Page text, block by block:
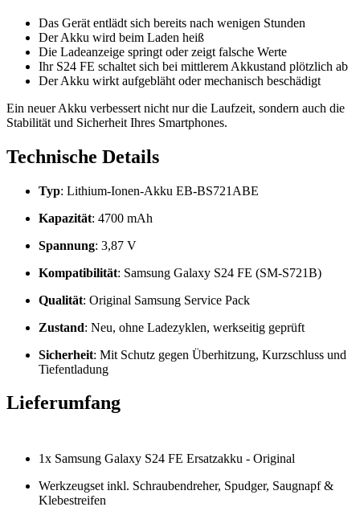
Das Gerät entlädt sich bereits nach wenigen Stunden
Der Akku wird beim Laden heiß
Die Ladeanzeige springt oder zeigt falsche Werte
Ihr S24 FE schaltet sich bei mittlerem Akkustand plötzlich ab
Der Akku wirkt aufgebläht oder mechanisch beschädigt
Ein neuer Akku verbessert nicht nur die Laufzeit, sondern auch die
Stabilität und Sicherheit Ihres Smartphones.
Technische Details
Typ: Lithium-Ionen-Akku EB-BS721ABE
Kapazität: 4700 mAh
Spannung: 3,87 V
Kompatibilität: Samsung Galaxy S24 FE (SM-S721B)
Qualität: Original Samsung Service Pack
Zustand: Neu, ohne Ladezyklen, werkseitig geprüft
Sicherheit: Mit Schutz gegen Überhitzung, Kurzschluss und
Tiefentladung
Lieferumfang
1x Samsung Galaxy S24 FE Ersatzakku - Original
Werkzeugset inkl. Schraubendreher, Spudger, Saugnapf &
Klebestreifen